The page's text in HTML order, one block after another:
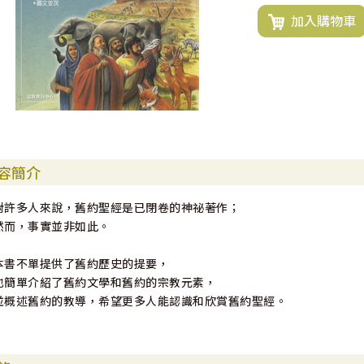
加入購物車
簡介
許多人來說，舊約聖經是已閉卷的神祕著作；
而，事實並非如此。
書不單提供了舊約歷史的提要，
簡單介紹了舊約文學和舊約的宗教元素，
概述舊約的教導，希望更多人能認識和欣賞舊約聖經。